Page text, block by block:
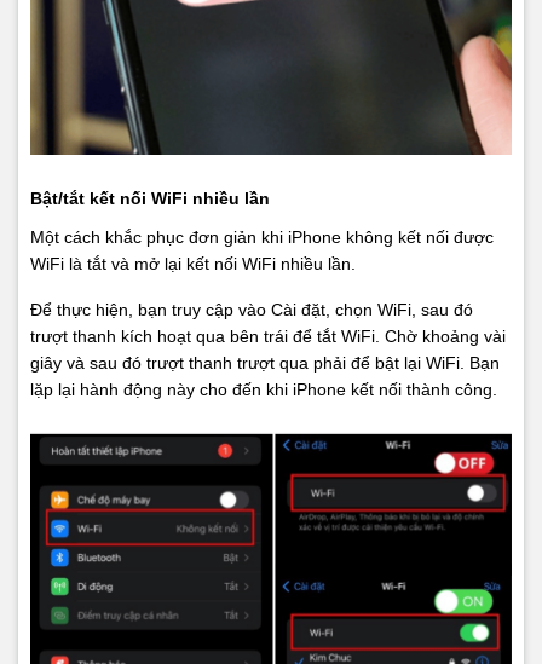
Bật/tắt kết nối WiFi nhiều lần
Một cách khắc phục đơn giản khi iPhone không kết nối được
WiFi là tắt và mở lại kết nối WiFi nhiều lần.
Để thực hiện, bạn truy cập vào Cài đặt, chọn WiFi, sau đó
trượt thanh kích hoạt qua bên trái để tắt WiFi. Chờ khoảng vài
giây và sau đó trượt thanh trượt qua phải để bật lại WiFi. Bạn
lặp lại hành động này cho đến khi iPhone kết nối thành công.